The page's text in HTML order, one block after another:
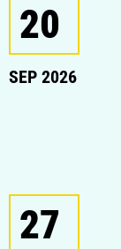
20
SEP 2026
27